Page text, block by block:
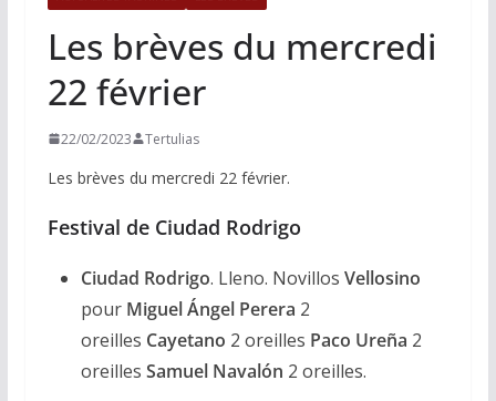
Les brèves du mercredi
22 février
22/02/2023 Tertulias
Les brèves du mercredi 22 février.
Festival de Ciudad Rodrigo
Ciudad Rodrigo. Lleno. Novillos Vellosino
pourMiguel Ángel Perera 2
oreilles Cayetano 2 oreilles Paco Ureña 2
oreilles Samuel Navalón 2 oreilles.